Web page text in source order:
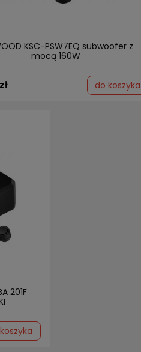
KSC-PSW7EQ subwoofer z
mocą 160W
do koszyka
201F